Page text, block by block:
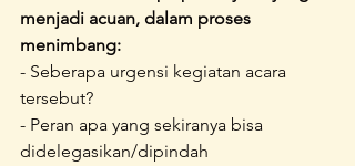
menjadi acuan, dalam proses
menimbang:
- Seberapa urgensi kegiatan acara
tersebut?
- Peran apa yang sekiranya bisa
didelegasikan/dipindah